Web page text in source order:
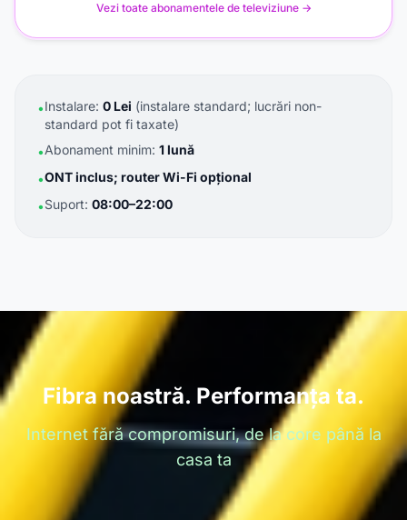
Vezi toate abonamentele de televiziune →
•Instalare: 0 Lei (instalare standard; lucrări non-
standard pot fi taxate)
•Abonament minim: 1 lună
•ONT inclus; router Wi-Fi opțional
•Suport: 08:00–22:00
Fibra noastră. Performanța ta.
Internet fără compromisuri, de la core până la
casa ta